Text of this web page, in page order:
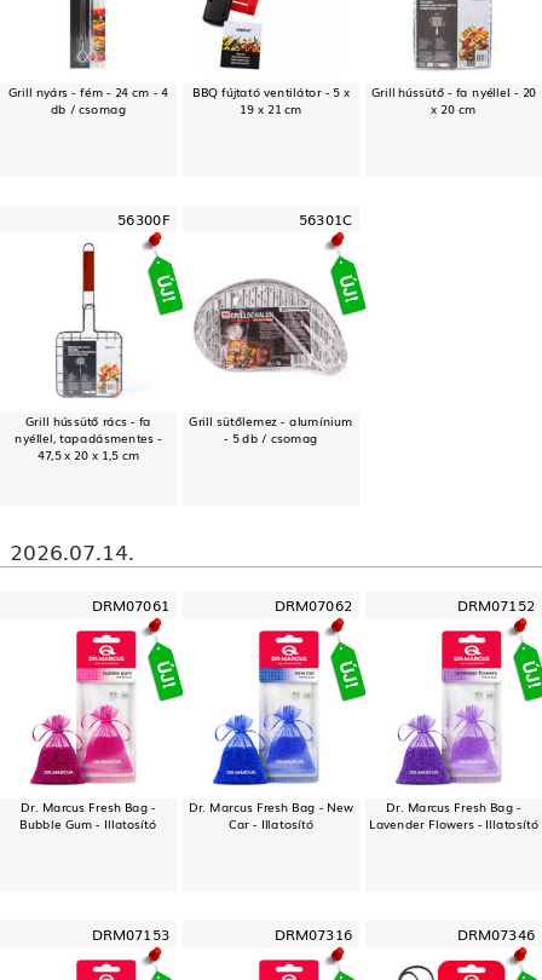
Grill nyárs - fém - 24 cm - 4
db / csomag
BBQ fújtató ventilátor - 5 x
19 x 21 cm
Grill hússütő - fa nyéllel - 20
x 20 cm
56300F
Grill hússütő rács - fa
nyéllel, tapadásmentes -
47,5 x 20 x 1,5 cm
56301C
Grill sütőlemez - alumínium
- 5 db / csomag
2026.07.14.
DRM07061
Dr. Marcus Fresh Bag -
Bubble Gum - Illatosító
DRM07062
Dr. Marcus Fresh Bag - New
Car - Illatosító
DRM07152
Dr. Marcus Fresh Bag -
Lavender Flowers - Illatosító
DRM07153 DRM07316 DRM07346